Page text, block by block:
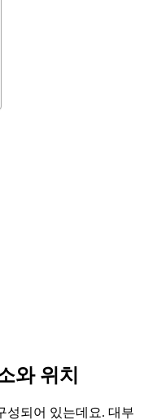
와 위치
성되어 있는데요. 대부